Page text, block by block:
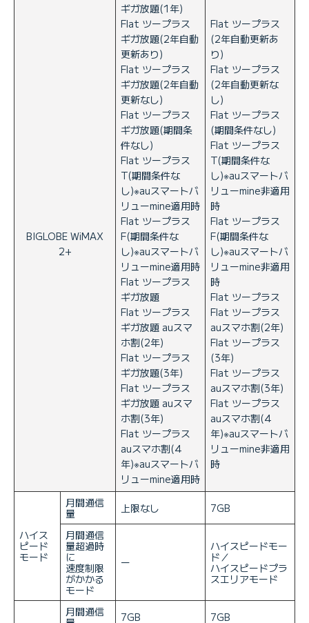
BIGLOBE WiMAX
2+
ギガ放題(1年)
Flat ツープラス
ギガ放題(2年自動
更新あり)
Flat ツープラス
ギガ放題(2年自動
更新なし)
Flat ツープラス
ギガ放題(期間条
件なし)
Flat ツープラス
T(期間条件な
し)※auスマートバ
リューmine適用時
Flat ツープラス
F(期間条件な
し)※auスマートバ
リューmine適用時
Flat ツープラス
ギガ放題
Flat ツープラス
ギガ放題 auスマ
ホ割(2年)
Flat ツープラス
ギガ放題(3年)
Flat ツープラス
ギガ放題 auスマ
ホ割(3年)
Flat ツープラス
auスマホ割(4
年)※auスマートバ
リューmine適用時
Flat ツープラス
(2年自動更新あ
り)
Flat ツープラス
(2年自動更新な
し)
Flat ツープラス
(期間条件なし)
Flat ツープラス
T(期間条件な
し)※auスマートバ
リューmine非適用
時
Flat ツープラス
F(期間条件な
し)※auスマートバ
リューmine非適用
時
Flat ツープラス
Flat ツープラス
auスマホ割(2年)
Flat ツープラス
(3年)
Flat ツープラス
auスマホ割(3年)
Flat ツープラス
auスマホ割(4
年)※auスマートバ
リューmine非適用
時
ハイス
ピード
モード
月間通信
量
上限なし
7GB
月間通信
量超過時
に
速度制限
がかかる
モード
ー
ハイスピードモー
ド／
ハイスピードプラ
スエリアモード
月間通信
7GB 7GB